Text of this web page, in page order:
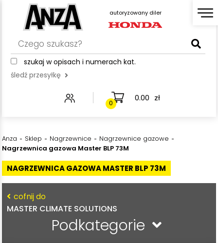
autoryzowany diler
szukaj w opisach i numerach kat.
śledź przesyłkę
0
0.00 zł
Anza Sklep Nagrzewnice
Nagrzewnice gazowe
Nagrzewnica gazowa Master BLP 73M
NAGRZEWNICA GAZOWA MASTER BLP 73M
Podkategorie
cofnij do
MASTER CLIMATE SOLUTIONS